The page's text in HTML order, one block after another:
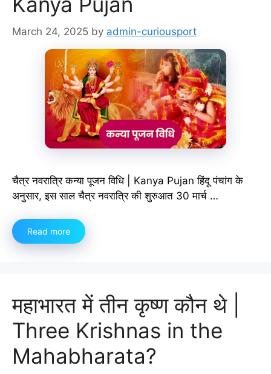
March 24, 2025 by admin-curiousport
चैत्र नवरात्रि कन्या पूजन विधि | Kanya Pujan हिंदू पंचांग के
अनुसार, इस साल चैत्र नवरात्रि की शुरुआत 30 मार्च …
Read more
महाभारत में तीन कृष्ण कौन थे |
Three Krishnas in the
Mahabharata?